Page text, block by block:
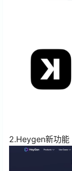
2.Heygen新功能